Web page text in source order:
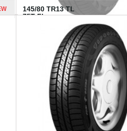
145/80 TR13 TL
75T FI...